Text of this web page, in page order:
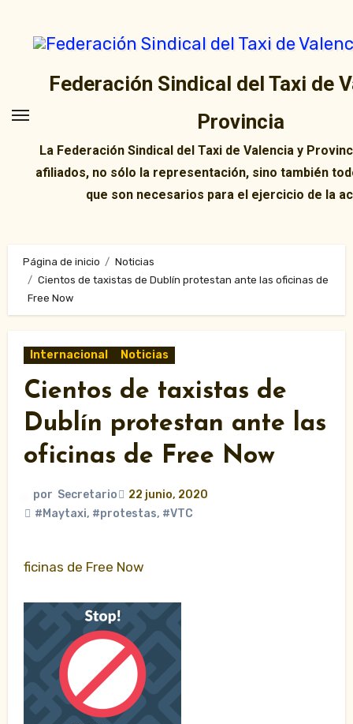
contenido
Federación Sindical del Taxi de
Provincia
La Federación Sindical del Taxi de Valencia y
afiliados, no sólo la representación, sino también
que son necesarios para el ejercicio de la
Página de inicio
Noticias
Cientos de taxistas de Dublín protestan ante las oficinas de
Free Now
Internacional Noticias
Cientos de taxistas de
Dublín protestan ante las
oficinas de Free Now
por Secretario
22 junio, 2020
#Maytaxi, #protestas, #VTC
ficinas de Free Now